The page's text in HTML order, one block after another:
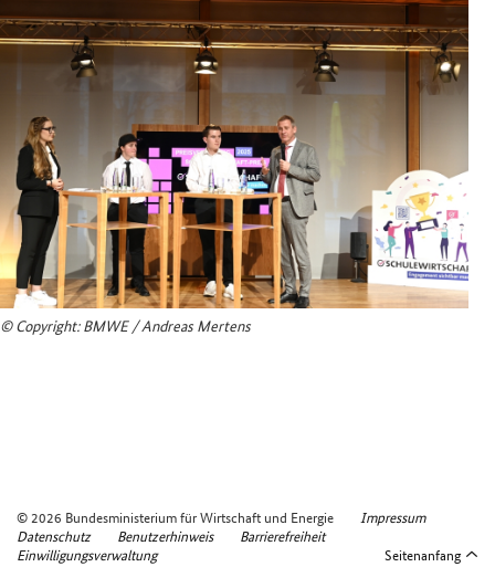
© Copyright: BMWE / Andreas Mertens
© 2026 Bundesministerium für Wirtschaft und Energie
Impressum
Datenschutz
Benutzerhinweis
Barrierefreiheit
Einwilligungsverwaltung
Seitenanfang